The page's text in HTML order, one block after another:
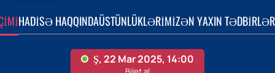
HADISƏ HAQQINDAÜSTÜNLÜKLƏRIMIZƏN YAXIN TƏDBIRLƏR